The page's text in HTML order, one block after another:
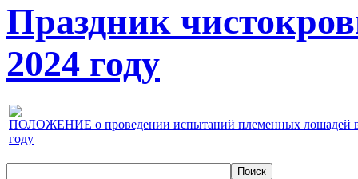
Праздник
2024 году
ПОЛОЖЕНИЕ о проведении испытаний племенных лошадей
году